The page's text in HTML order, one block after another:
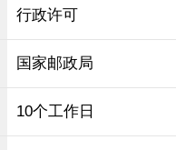
行政许可
国家邮政局
10个工作日